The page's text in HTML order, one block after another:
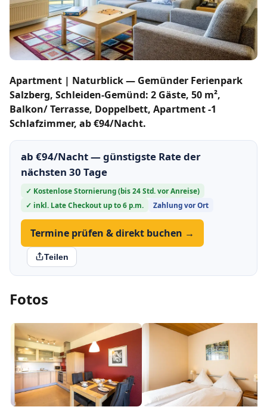
Apartment | Naturblick — Gemünder Ferienpark
Salzberg, Schleiden-Gemünd: 2 Gäste, 50 m²,
Balkon/ Terrasse, Doppelbett, Apartment -1
Schlafzimmer, ab €94/Nacht.
ab €94/Nacht — günstigste Rate der
nächsten 30 Tage
✓ Kostenlose Stornierung (bis 24 Std. vor Anreise)
✓ inkl. Late Checkout up to 6 p.m.
Zahlung vor Ort
Termine prüfen & direkt buchen →
Teilen
Fotos